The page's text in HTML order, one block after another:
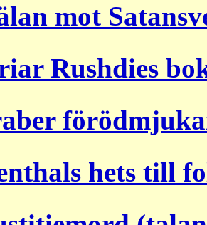
mot
Rushdies
hets till